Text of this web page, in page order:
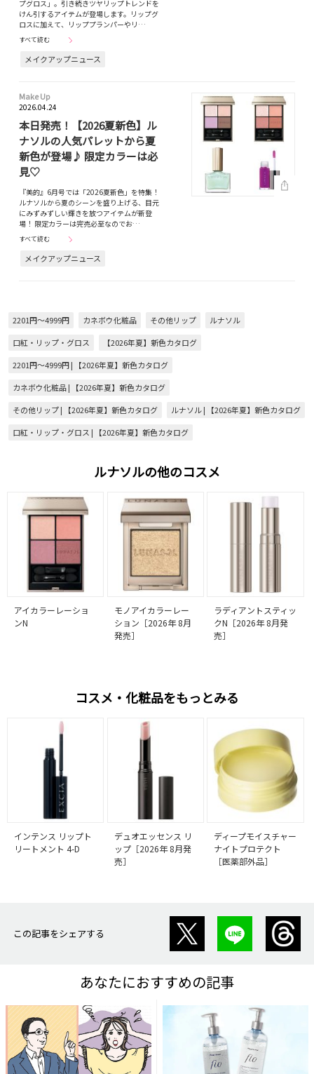
プグロス」。引き続きツヤリップトレンドを
けん引するアイテムが登場します。リップグ
ロスに加えて、リッププランパーやリ…
すべて読む
メイクアップニュース
Make Up
2026.04.24
本日発売！【2026夏新色】ル
ナソルの人気パレットから夏
新色が登場♪ 限定カラーは必
見♡
『美的』6月号では「2026夏新色」を特集！
ルナソルから夏のシーンを盛り上げる、目元
にみずみずしい輝きを放つアイテムが新登
場！ 限定カラーは完売必至なのでお…
すべて読む
メイクアップニュース
2201円～4999円 カネボウ化粧品 その他リップ
ルナソル
口紅・リップ・グロス
【2026年夏】新色カタログ
2201円～4999円 | 【2026年夏】新色カタログ
カネボウ化粧品 | 【2026年夏】新色カタログ
その他リップ | 【2026年夏】新色カタログ
ルナソル | 【2026年夏】新色カタログ
口紅・リップ・グロス | 【2026年夏】新色カタログ
ルナソルの他のコスメ
アイカラーレーショ
ンN
モノアイカラーレー
ション［2026年 8月
発売］
ラディアントスティッ
クN［2026年 8月発
売］
コスメ・化粧品をもっとみる
インテンス リップト
リートメント 4-D
デュオエッセンス リ
ップ［2026年 8月発
売］
ディープモイスチャー
ナイトプロテクト
［医薬部外品］
この記事をシェアする
あなたにおすすめの記事